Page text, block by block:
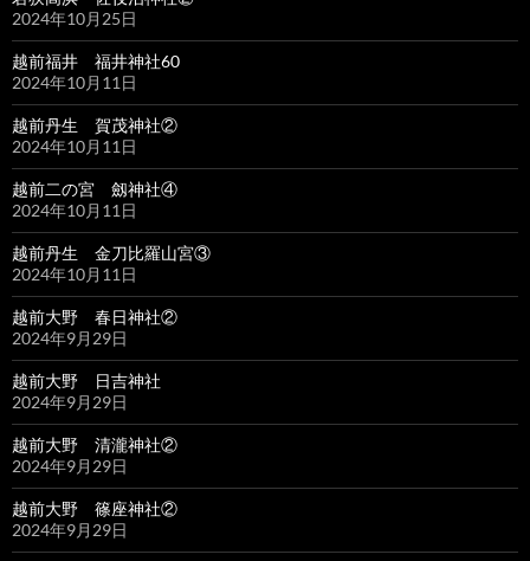
2024年10月25日
越前福井 福井神社60
2024年10月11日
越前丹生 賀茂神社②
2024年10月11日
越前二の宮 劔神社④
2024年10月11日
越前丹生 金刀比羅山宮③
2024年10月11日
越前大野 春日神社②
2024年9月29日
越前大野 日吉神社
2024年9月29日
越前大野 清瀧神社②
2024年9月29日
越前大野 篠座神社②
2024年9月29日